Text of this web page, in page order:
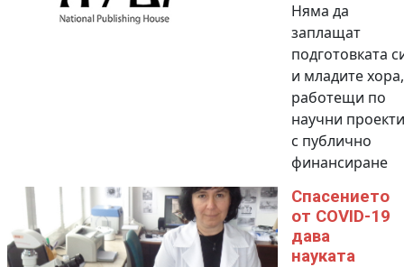
Няма да
заплащат
подготовката
и младите хора,
работещи по
научни проекти
с публично
финансиране
Спасението
от COVID-19
дава
науката